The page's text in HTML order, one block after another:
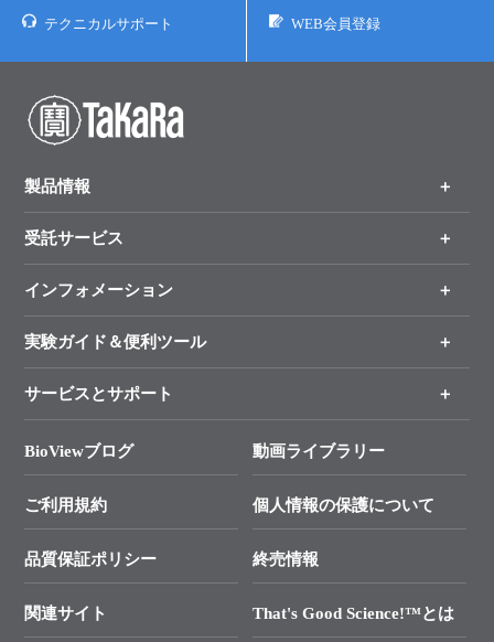
テクニカルサポート WEB会員登録
製品情報
製品一覧
手法から製品を探す
新製品情報
受託サービス
オンライン注文
インフォメーション
キャンペーン
タカラバイオ各種会員募集のお知らせ
終売製品のお知らせ
価格改定のご案内
技術セミナーのご案内
タカラバイオ発表文献
実験ガイド＆便利ツール
リアルタイムPCR実験のススメ
幹細胞・再生医療研究ガイド
クローニング実験ガイド
SMARTer NGSポータルサイト
プライマー設計
サービスとサポート
総合お問い合わせ
├ 実験コンシェルジュ
├ 受託サービスお問い合わせ
BioViewブログ 動画ライブラリー
ご利用規約 個人情報の保護について
品質保証ポリシー 終売情報
関連サイト That's Good Science!™とは